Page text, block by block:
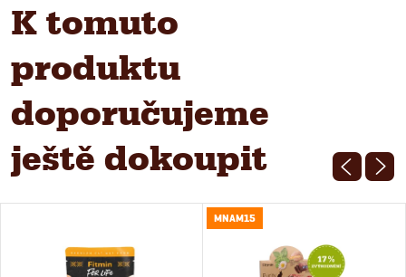
K tomuto
produktu
doporučujeme
ještě dokoupit
MNAM15